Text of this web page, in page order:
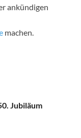
ankündigen
machen.
Jubiläum